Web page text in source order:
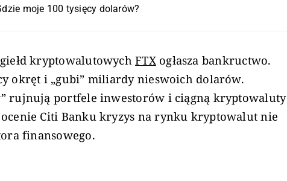
moje 100 tysięcy dolarów?
kryptowalutowychFTXogłasza bankructwo.
okręt i „gubi” miliardy nieswoich dolarów.
rujnują portfele inwestorów i ciągną kryptowaluty
Citi Banku kryzys na rynku kryptowalut nie
finansowego.